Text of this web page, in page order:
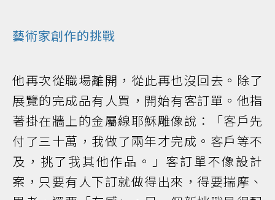
藝術家創作的挑戰
他再次從職場離開，從此再也沒回去。除了
展覽的完成品有人買，開始有客訂單。他指
著掛在牆上的金屬線耶穌雕像說：「客戶先
付了三十萬，我做了兩年才完成。客戶等不
及，挑了我其他作品。」客訂單不像設計
案，只要有人下訂就做得出來，得要揣摩、